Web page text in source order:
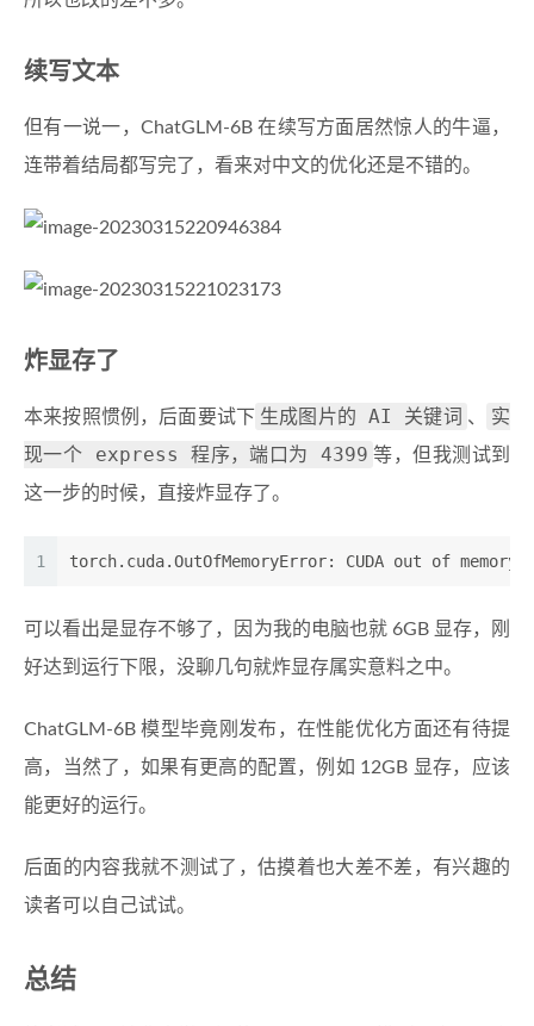
续写文本
但有一说一，ChatGLM-6B 在续写方面居然惊人的牛逼，
连带着结局都写完了，看来对中文的优化还是不错的。
炸显存了
本来按照惯例，后面要试下 生成图片的 AI 关键词 、
实
现一个 express 程序，端口为 4399 等，但我测试到
这一步的时候，直接炸显存了。
1 torch.cuda.OutOfMemoryError: CUDA out of
可以看出是显存不够了，因为我的电脑也就 6GB 显存，刚
好达到运行下限，没聊几句就炸显存属实意料之中。
ChatGLM-6B 模型毕竟刚发布，在性能优化方面还有待提
高，当然了，如果有更高的配置，例如 12GB 显存，应该
能更好的运行。
后面的内容我就不测试了，估摸着也大差不差，有兴趣的
读者可以自己试试。
总结